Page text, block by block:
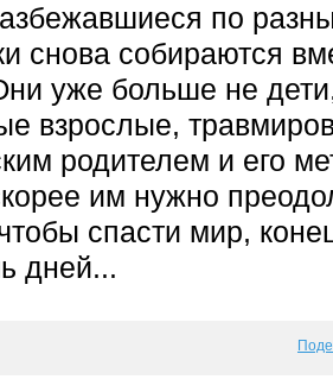
по
снова собираются
уже больше не
взрослые,
родителем и его
им нужно
спасти мир,
дней...